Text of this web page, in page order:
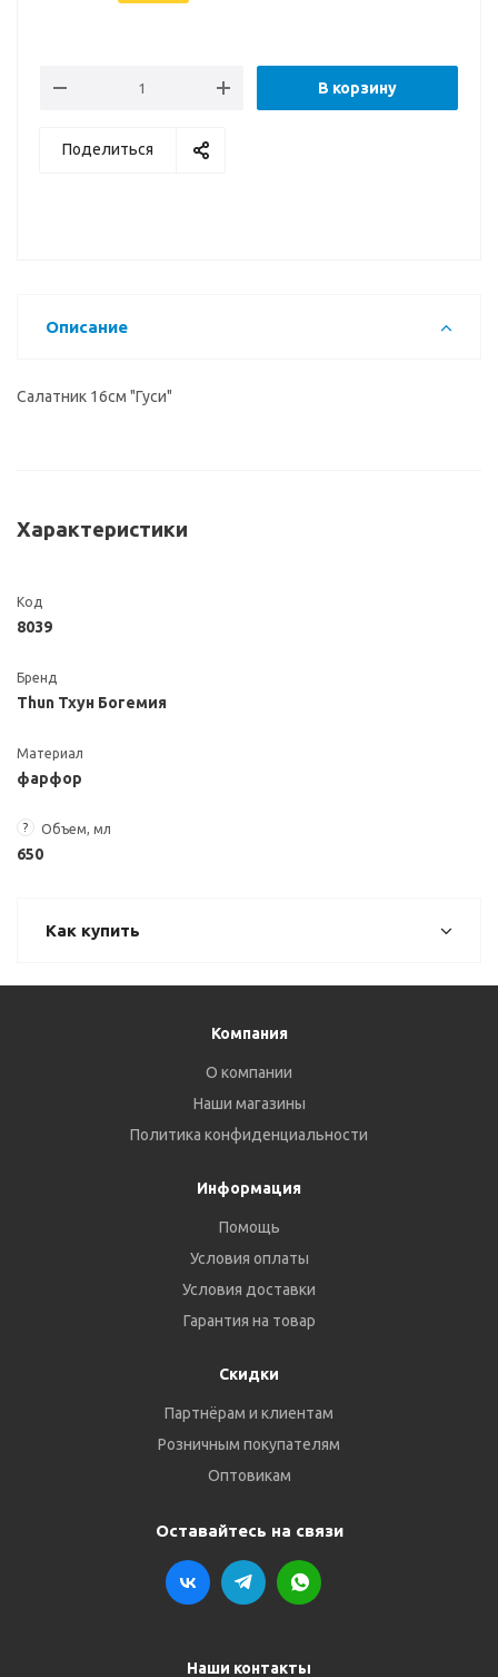
В корзину
Поделиться
Описание
Салатник 16см "Гуси"
Характеристики
Код
8039
Бренд
Thun Тхун Богемия
Материал
фарфор
? Объем, мл
650
Как купить
Компания
О компании
Наши магазины
Политика конфиденциальности
Информация
Помощь
Условия оплаты
Условия доставки
Гарантия на товар
Скидки
Партнёрам и клиентам
Розничным покупателям
Оптовикам
Оставайтесь на связи
Наши контакты